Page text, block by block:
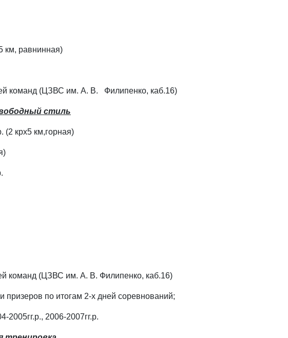
км, равнинная)
команд (ЦЗВС им. А. В. Филипенко, каб.16)
стиль
крх5 км,горная)
команд (ЦЗВС им. А. В. Филипенко, каб.16)
призеров по итогам 2-х дней соревнований;
2005гг.р., 2006-2007гг.р.